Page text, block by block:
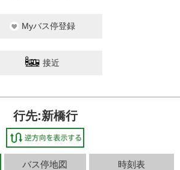
Myバス停登録
接近
行先:新橋行
バス停地図 時刻表